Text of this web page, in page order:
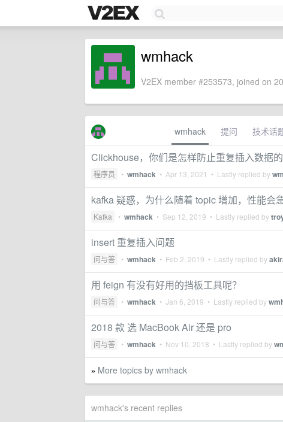
wmhack
V2EX member #253573, joined on
wmhack 提问 技术话
Clickhouse，你们是怎样防止重复插入数据
程序员 • wmhack • Apr 13, 2021 • Lastly replied by
kafka 疑惑，为什么随着 topic 增加，性能会
Kafka • wmhack • Sep 12, 2019 • Lastly replied by
insert 重复插入问题
问与答 • wmhack • Feb 2, 2019 • Lastly replied by
用 feign 有没有好用的挡板工具呢？
问与答 • wmhack • Jan 6, 2019 • Lastly replied by
2018 款 选 MacBook Air 还是 pro
问与答 • wmhack • Nov 10, 2018 • Lastly replied by
» More topics by wmhack
wmhack's recent replies